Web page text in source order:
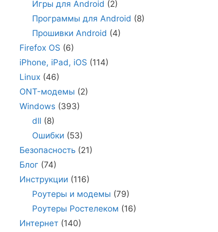
Игры для Android (2)
Программы для Android (8)
Прошивки Android (4)
Firefox OS (6)
iPhone, iPad, iOS (114)
Linux (46)
ONT-модемы (2)
Windows (393)
dll (8)
Ошибки (53)
Безопасность (21)
Блог (74)
Инструкции (116)
Роутеры и модемы (79)
Роутеры Ростелеком (16)
Интернет (140)